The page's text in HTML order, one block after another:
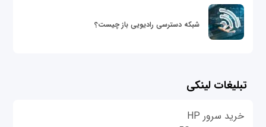
شبکه دسترسی رادیویی باز چیست؟
تبلیغات لینکی
خرید سرور HP